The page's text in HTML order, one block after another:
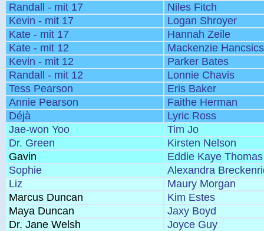
Randall - mit 17
Niles Fitch
Kevin - mit 17
Logan Shroyer
Kate - mit 17
Hannah Zeile
Kate - mit 12
Mackenzie
Kevin - mit 12
Parker Bates
Randall - mit 12
Lonnie Chavis
Tess Pearson
Eris Baker
Annie Pearson
Faithe Herman
Déjà
Lyric Ross
Jae-won Yoo
Tim Jo
Dr. Green
Kirsten Nelson
Gavin
Eddie Kaye Thomas
Sophie
Alexandra
Liz
Maury Morgan
Marcus Duncan
Kim Estes
Maya Duncan
Jaxy Boyd
Dr. Jane Welsh
Joyce Guy